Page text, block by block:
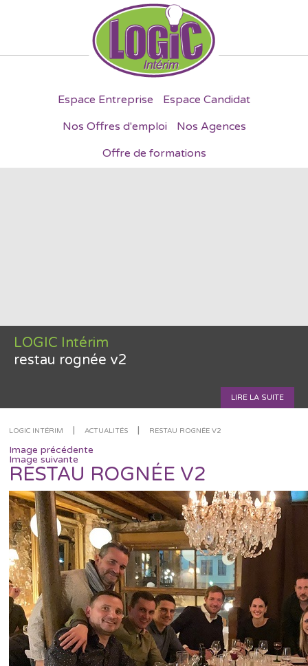
Espace Entreprise
Espace Candidat
Nos Offres d'emploi
Nos Agences
Offre de formations
LOGIC Intérim
restau rognée v2
LIRE LA SUITE
LOGIC INTÉRIM | ACTUALITÉS | RESTAU ROGNÉE V2
Image précédente
Image suivante
RESTAU ROGNÉE V2